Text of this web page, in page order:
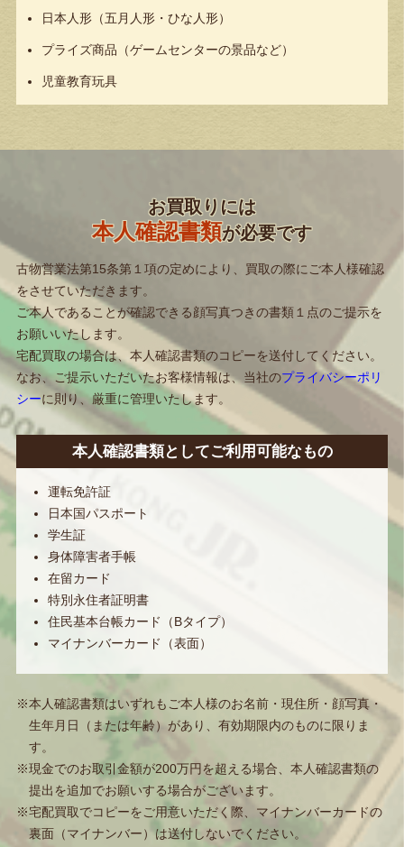
日本人形（五月人形・ひな人形）
プライズ商品（ゲームセンターの景品など）
児童教育玩具
お買取りには
本人確認書類が必要です
古物営業法第15条第１項の定めにより、買取の際にご本人様確認
をさせていただきます。
ご本人であることが確認できる顔写真つきの書類１点のご提示を
お願いいたします。
宅配買取の場合は、本人確認書類のコピーを送付してください。
なお、ご提示いただいたお客様情報は、当社のプライバシーポリ
シーに則り、厳重に管理いたします。
本人確認書類としてご利用可能なもの
運転免許証
日本国パスポート
学生証
身体障害者手帳
在留カード
特別永住者証明書
住民基本台帳カード（Bタイプ）
マイナンバーカード（表面）
※本人確認書類はいずれもご本人様のお名前・現住所・顔写真・
生年月日（または年齢）があり、有効期限内のものに限りま
す。
※現金でのお取引金額が200万円を超える場合、本人確認書類の
提出を追加でお願いする場合がございます。
※宅配買取でコピーをご用意いただく際、マイナンバーカードの
裏面（マイナンバー）は送付しないでください。